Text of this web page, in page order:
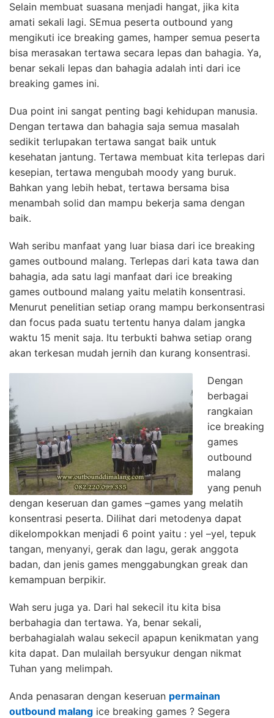
Selain membuat suasana menjadi hangat, jika kita
amati sekali lagi. SEmua peserta outbound yang
mengikuti ice breaking games, hamper semua peserta
bisa merasakan tertawa secara lepas dan bahagia. Ya,
benar sekali lepas dan bahagia adalah inti dari ice
breaking games ini.
Dua point ini sangat penting bagi kehidupan manusia.
Dengan tertawa dan bahagia saja semua masalah
sedikit terlupakan tertawa sangat baik untuk
kesehatan jantung. Tertawa membuat kita terlepas dari
kesepian, tertawa mengubah moody yang buruk.
Bahkan yang lebih hebat, tertawa bersama bisa
menambah solid dan mampu bekerja sama dengan
baik.
Wah seribu manfaat yang luar biasa dari ice breaking
games outbound malang. Terlepas dari kata tawa dan
bahagia, ada satu lagi manfaat dari ice breaking
games outbound malang yaitu melatih konsentrasi.
Menurut penelitian setiap orang mampu berkonsentrasi
dan focus pada suatu tertentu hanya dalam jangka
waktu 15 menit saja. Itu terbukti bahwa setiap orang
akan terkesan mudah jernih dan kurang konsentrasi.
Dengan
berbagai
rangkaian
ice breaking
games
outbound
malang
yang penuh
dengan keseruan dan games –games yang melatih
konsentrasi peserta. Dilihat dari metodenya dapat
dikelompokkan menjadi 6 point yaitu : yel –yel, tepuk
tangan, menyanyi, gerak dan lagu, gerak anggota
badan, dan jenis games menggabungkan greak dan
kemampuan berpikir.
Wah seru juga ya. Dari hal sekecil itu kita bisa
berbahagia dan tertawa. Ya, benar sekali,
berbahagialah walau sekecil apapun kenikmatan yang
kita dapat. Dan mulailah bersyukur dengan nikmat
Tuhan yang melimpah.
Anda penasaran dengan keseruan permainan
outbound malang ice breaking games ? Segera